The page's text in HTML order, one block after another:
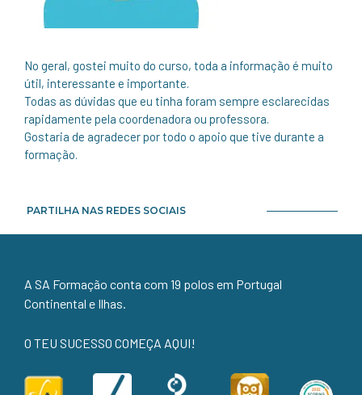
No geral, gostei muito do curso, toda a informação é muito
útil, interessante e importante.
Todas as dúvidas que eu tinha foram sempre esclarecidas
rapidamente pela coordenadora ou professora.
Gostaria de agradecer por todo o apoio que tive durante a
formação.
PARTILHA NAS REDES SOCIAIS
A SA Formação conta com 19 polos em Portugal
Continental e Ilhas.
O TEU SUCESSO COMEÇA AQUI!